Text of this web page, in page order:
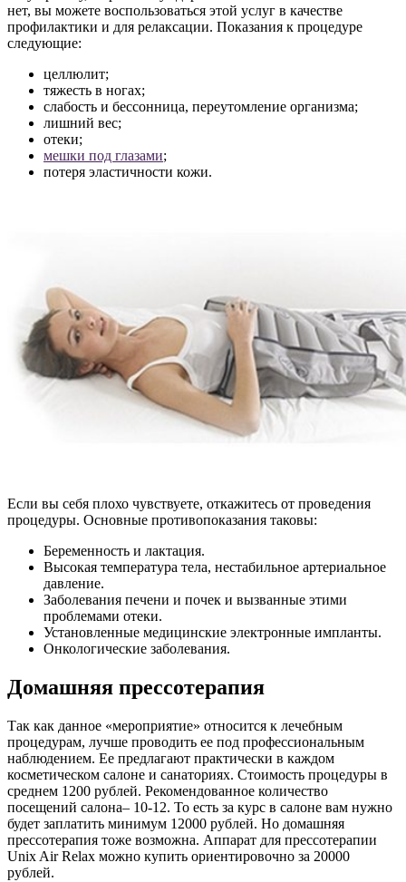
нет, вы можете воспользоваться этой услуг в качестве
профилактики и для релаксации. Показания к процедуре
следующие:
целлюлит;
тяжесть в ногах;
слабость и бессонница, переутомление организма;
лишний вес;
отеки;
мешки под глазами;
потеря эластичности кожи.
Если вы себя плохо чувствуете, откажитесь от проведения
процедуры. Основные противопоказания таковы:
Беременность и лактация.
Высокая температура тела, нестабильное артериальное
давление.
Заболевания печени и почек и вызванные этими
проблемами отеки.
Установленные медицинские электронные импланты.
Онкологические заболевания.
Домашняя прессотерапия
Так как данное «мероприятие» относится к лечебным
процедурам, лучше проводить ее под профессиональным
наблюдением. Ее предлагают практически в каждом
косметическом салоне и санаториях. Стоимость процедуры в
среднем 1200 рублей. Рекомендованное количество
посещений салона– 10-12. То есть за курс в салоне вам нужно
будет заплатить минимум 12000 рублей. Но домашняя
прессотерапия тоже возможна. Аппарат для прессотерапии
Unix Air Relax можно купить ориентировочно за 20000
рублей.